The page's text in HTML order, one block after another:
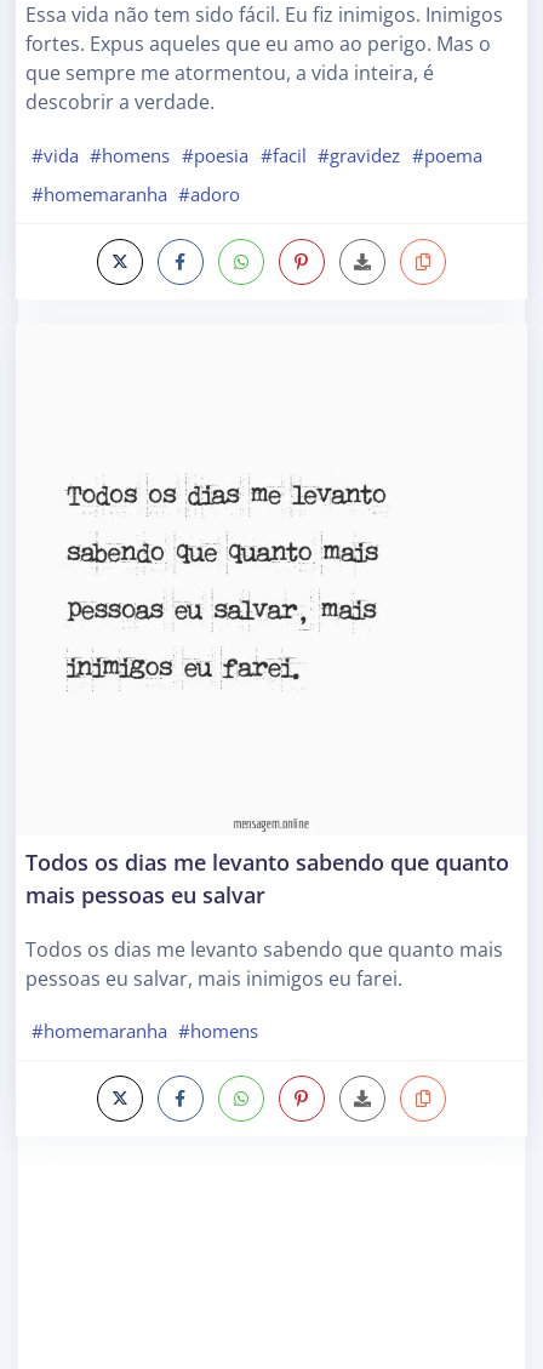
Essa vida não tem sido fácil. Eu fiz inimigos. Inimigos
fortes. Expus aqueles que eu amo ao perigo. Mas o
que sempre me atormentou, a vida inteira, é
descobrir a verdade.
#vida #homens #poesia #facil #gravidez #poema
#homemaranha #adoro
Todos os dias me levanto sabendo que quanto
mais pessoas eu salvar
Todos os dias me levanto sabendo que quanto mais
pessoas eu salvar, mais inimigos eu farei.
#homemaranha #homens